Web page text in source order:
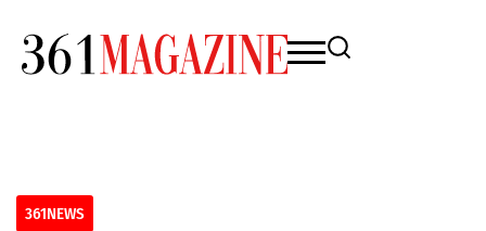
361NEWS